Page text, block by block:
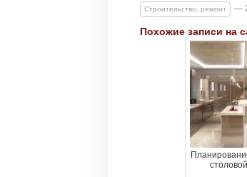
Строительство, ремонт —
Похожие записи на